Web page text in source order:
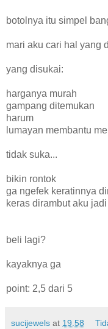
botolnya itu simpel
mari aku cari hal yang
yang disukai:
harganya murah
gampang ditemukan
harum
lumayan membantu
tidak suka...
bikin rontok
ga ngefek keratinnya
keras dirambut aku
beli lagi?
kayaknya ga
point: 2,5 dari 5
sucijewels at 19.58